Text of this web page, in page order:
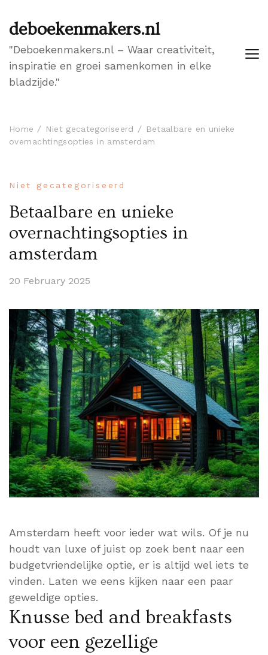
deboekenmakers.nl
"Deboekenmakers.nl – Waar creativiteit,
inspiratie en groei samenkomen in elke
bladzijde."
Home Niet gecategoriseerd
Betaalbare en unieke
overnachtingsopties in amsterdam
Niet gecategoriseerd
Betaalbare en unieke
overnachtingsopties in
amsterdam
20 February 2025
Amsterdam heeft voor ieder wat wils. Of je nu
houdt van luxe of juist op zoek bent naar een
budgetvriendelijke optie, er is altijd wel iets te
vinden. Laten we eens kijken naar een paar
geweldige opties.
Knusse bed and breakfasts
voor een gezellige